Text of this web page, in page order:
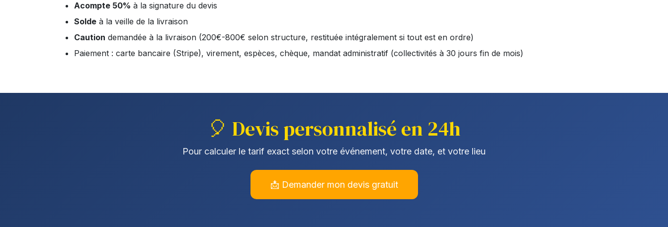
Acompte 50% à la signature du devis
Solde à la veille de la livraison
Caution demandée à la livraison (200€-800€ selon structure, restituée intégralement si tout est en ordre)
Paiement : carte bancaire (Stripe), virement, espèces, chèque, mandat administratif (collectivités à 30 jours fin de mois)
🎈 Devis personnalisé en 24h
Pour calculer le tarif exact selon votre événement, votre date, et votre lieu
📩 Demander mon devis gratuit